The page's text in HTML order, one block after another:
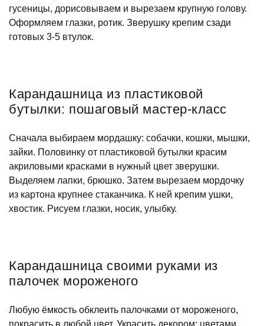
гусеницы, дорисовываем и вырезаем крупную голову.
Оформляем глазки, ротик. Зверушку крепим сзади
готовых 3-5 втулок.
Карандашница из пластиковой
бутылки: пошаговый мастер-класс
Сначала выбираем мордашку: собачки, кошки, мышки,
зайки. Половинку от пластиковой бутылки красим
акриловыми красками в нужный цвет зверушки.
Выделяем лапки, брюшко. Затем вырезаем мордочку
из картона крупнее стаканчика. К ней крепим ушки,
хвостик. Рисуем глазки, носик, улыбку.
Карандашница своими руками из
палочек мороженого
Любую ёмкость обклеить палочками от мороженого,
покрасить в любой цвет. Украсить декором: цветами,